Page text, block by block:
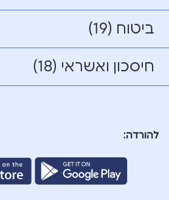
ביטוח (19)
חיסכון ואשראי (18)
להורדה: